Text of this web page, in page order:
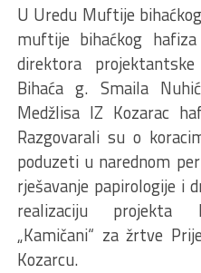
U Uredu Muftije
muftije bihaćkog
direktora
Bihaća g. Smaila
Medžlisa IZ Kozarac
Razgovarali su o
poduzeti u narednom
rješavanje papirologije i
realizaciju projekta
„Kamičani“ za žrtve
Kozarcu.